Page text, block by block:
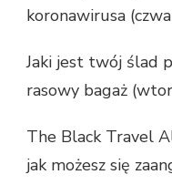
koronawirusa
Jaki jest twój ślad
rasowy bagaż
The Black Travel
jak możesz się